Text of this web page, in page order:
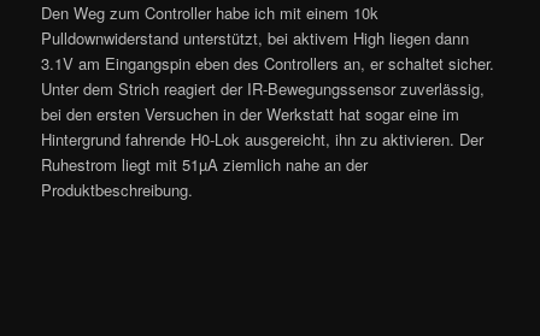
Den Weg zum Controller habe ich mit einem 10k
Pulldownwiderstand unterstützt, bei aktivem High liegen dann
3.1V am Eingangspin eben des Controllers an, er schaltet sicher.
Unter dem Strich reagiert der IR-Bewegungssensor zuverlässig,
bei den ersten Versuchen in der Werkstatt hat sogar eine im
Hintergrund fahrende H0-Lok ausgereicht, ihn zu aktivieren. Der
Ruhestrom liegt mit 51µA ziemlich nahe an der
Produktbeschreibung.